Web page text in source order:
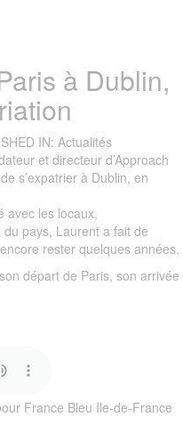
à Dublin,
IN: Actualités
et directeur d’Approach
s’expatrier à Dublin, en
avec les locaux,
pays, Laurent a fait de
rester quelques années.
départ de Paris, son arrivée
France Bleu Ile-de-France